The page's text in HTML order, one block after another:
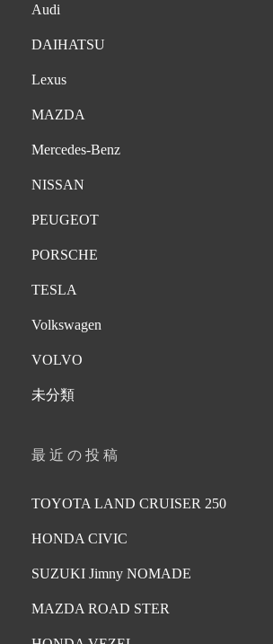
Audi
DAIHATSU
Lexus
MAZDA
Mercedes-Benz
NISSAN
PEUGEOT
PORSCHE
TESLA
Volkswagen
VOLVO
未分類
最近の投稿
TOYOTA LAND CRUISER 250
HONDA CIVIC
SUZUKI Jimny NOMADE
MAZDA ROAD STER